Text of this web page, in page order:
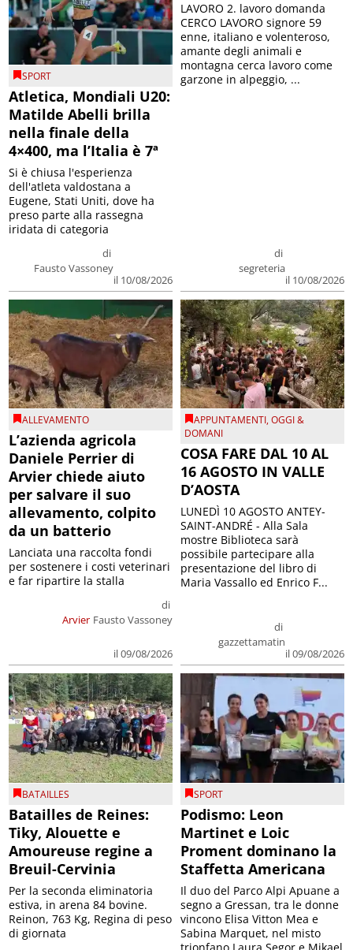
SPORT
Atletica, Mondiali U20:
Matilde Abelli brilla
nella finale della
4×400, ma l’Italia è 7ª
di
Fausto Vassoney
il 10/08/2026
Si è chiusa l'esperienza
dell'atleta valdostana a
Eugene, Stati Uniti, dove ha
preso parte alla rassegna
iridata di categoria
di
segreteria
il 10/08/2026
LAVORO 2. lavoro domanda
CERCO LAVORO signore 59
enne, italiano e volenteroso,
amante degli animali e
montagna cerca lavoro come
garzone in alpeggio, ...
ALLEVAMENTO
L’azienda agricola
Daniele Perrier di
Arvier chiede aiuto
per salvare il suo
allevamento, colpito
da un batterio
Arvier
di
Fausto Vassoney
il 09/08/2026
Lanciata una raccolta fondi
per sostenere i costi veterinari
e far ripartire la stalla
APPUNTAMENTI,OGGI &
DOMANI
COSA FARE DAL 10 AL
16 AGOSTO IN VALLE
D’AOSTA
di
gazzettamatin
il 09/08/2026
LUNEDÌ 10 AGOSTO ANTEY-
SAINT-ANDRÉ - Alla Sala
mostre Biblioteca sarà
possibile partecipare alla
presentazione del libro di
Maria Vassallo ed Enrico F...
BATAILLES
Batailles de Reines:
Tiky, Alouette e
Amoureuse regine a
Breuil-Cervinia
Per la seconda eliminatoria
estiva, in arena 84 bovine.
Reinon, 763 Kg, Regina di peso
di giornata
SPORT
Podismo: Leon
Martinet e Loic
Proment dominano la
Staffetta Americana
Il duo del Parco Alpi Apuane a
segno a Gressan, tra le donne
vincono Elisa Vitton Mea e
Sabina Marquet, nel misto